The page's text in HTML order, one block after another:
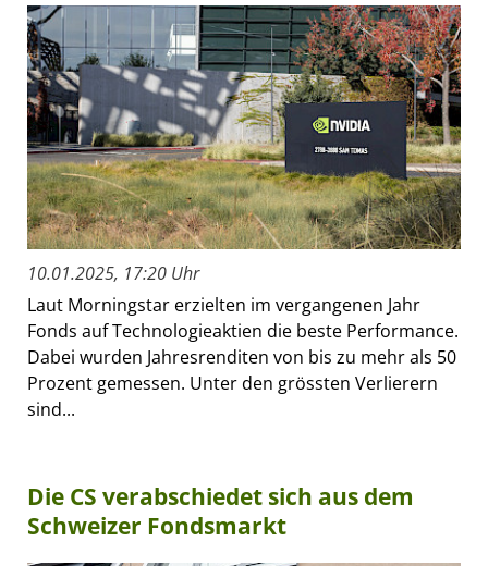
10.01.2025, 17:20 Uhr
Laut Morningstar erzielten im vergangenen Jahr
Fonds auf Technologieaktien die beste Performance.
Dabei wurden Jahresrenditen von bis zu mehr als 50
Prozent gemessen. Unter den grössten Verlierern
sind...
Die CS verabschiedet sich aus dem
Schweizer Fondsmarkt